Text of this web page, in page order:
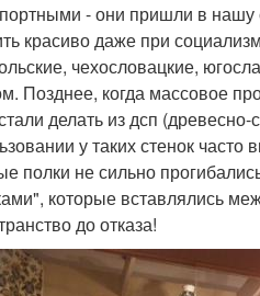
- они пришли в нашу
красиво даже при
чехословацкие,
Позднее, когда массовое
делать из дсп
у таких стенок
полки не сильно
которые вставлялись
до отказа!